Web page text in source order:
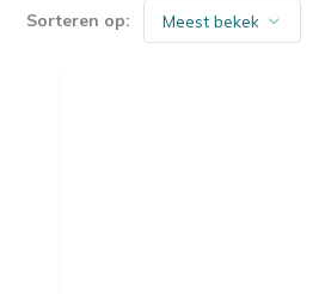
Sorteren op: